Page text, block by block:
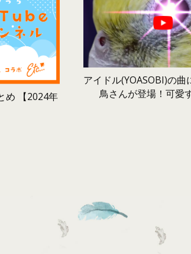
め 【2024年
アイドル(YOASOBI)の曲
鳥さんが登場！可愛